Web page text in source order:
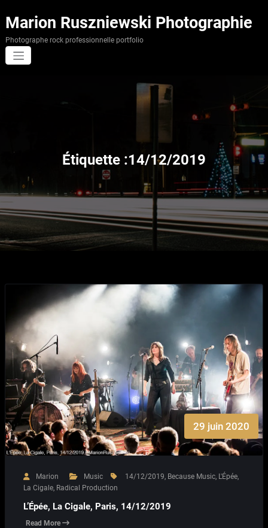
au
contenu
Marion Ruszniewski Photographie
Photographe rock professionnelle portfolio
Étiquette :14/12/2019
29 juin 2020
Marion Music 14/12/2019, Because Music, L'Épée,
La Cigale, Radical Production
L’Épée, La Cigale, Paris, 14/12/2019
Read More